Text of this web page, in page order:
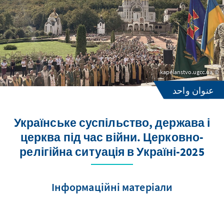
kapelanstvo.ugcc.ua
عنوان واحد
Українське суспільство, держава і
церква під час війни. Церковно-
релігійна ситуація в Україні-2025
Інформаційні матеріали